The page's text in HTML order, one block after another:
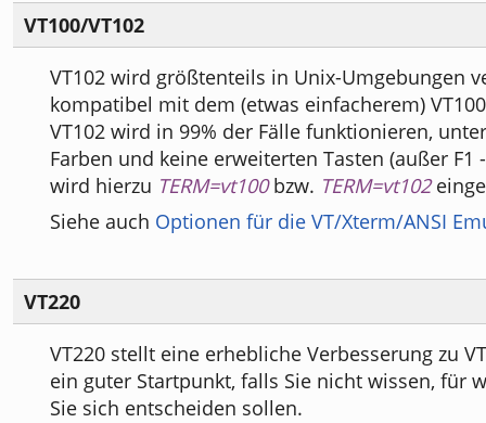
VT100/VT102
VT102 wird größtenteils in Unix-Umgebungen
kompatibel mit dem (etwas einfacherem)
VT102 wird in 99% der Fälle funktionieren,
Farben und keine erweiterten Tasten (außer F1
wird hierzu TERM=vt100bzw. TERM=vt102
Siehe auch Optionen für die VT/Xterm/ANSI
VT220
VT220 stellt eine erhebliche Verbesserung zu
ein guter Startpunkt, falls Sie nicht wissen, für
Sie sich entscheiden sollen.